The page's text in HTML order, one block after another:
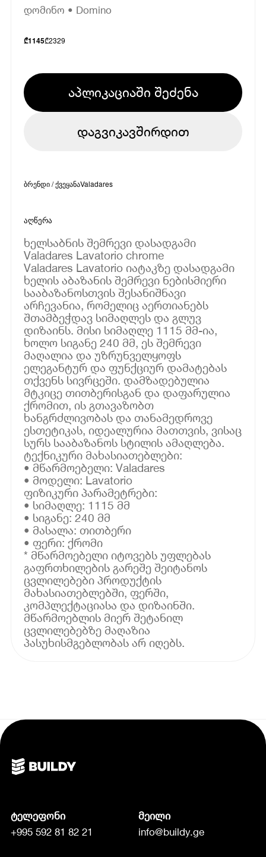
დომინო • Domino
₾1145₾2329
აპლიკაციაში შეძენა
დაგვიკავშირდით
ბრენდი / ქვეყანაValadares
აღწერა
ხელსაბნის შემრევი დასადგამი
Valadares Lavatorio chrome
Valadares Lavatorio იატაკზე დასადგამი
ხელის აბაზანის შემრევი ნებისმიერი
სააბაზანოსთვის შესანიშნავი
არჩევანია, რომელიც აერთიანებს
შთამბეჭდავ სიმაღლეს და გლუვ
დიზაინს. მისი სიმაღლე 1115 მმ-ია,
ხოლო სიგანე 240 მმ, ეს შემრევი
მაღალია და უზრუნველყოფს
ელეგანტურ და ფუნქციურ დამატებას
თქვენს სივრცეში. დამზადებულია
მტკიცე თითბერისგან და დაფარულია
ქრომით, ის გთავაზობთ
ხანგრძლივობას და თანამედროვე
ესთეტიკას, იდეალურია მათთვის, ვისაც
სურს სააბაზანოს სტილის ამაღლება.
ტექნიკური მახასიათებლები:
• მწარმოებელი: Valadares
• მოდელი: Lavatorio
ფიზიკური პარამეტრები:
• სიმაღლე: 1115 მმ
• სიგანე: 240 მმ
• მასალა: თითბერი
• ფერი: ქრომი
* მწარმოებელი იტოვებს უფლებას
გაფრთხილების გარეშე შეიტანოს
ცვლილებები პროდუქტის
მახასიათებლებში, ფერში,
კომპლექტაციასა და დიზაინში.
მწარმოებლის მიერ შეტანილ
ცვლილებებზე მაღაზია
პასუხისმგებლობას არ იღებს.
ტელეფონი
+995 592 81 82 21
მეილი
info@buildy.ge